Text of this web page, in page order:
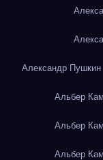
Александр
Альбер
Альбер
Альбер